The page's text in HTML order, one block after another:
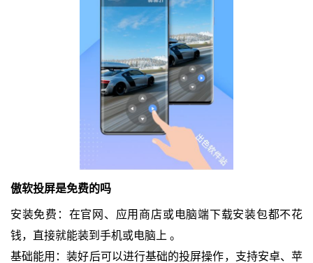
傲软投屏是免费的吗
安装免费：在官网、应用商店或电脑端下载安装包都不花
钱，直接就能装到手机或电脑上 。
基础能用：装好后可以进行基础的投屏操作，支持安卓、苹